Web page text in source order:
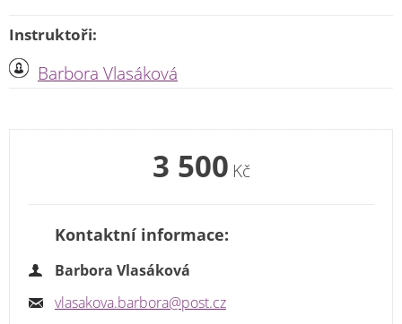
Instruktoři:
Barbora Vlasáková
3 500 Kč
Kontaktní informace:
Barbora Vlasáková
vlasakova.barbora@post.cz